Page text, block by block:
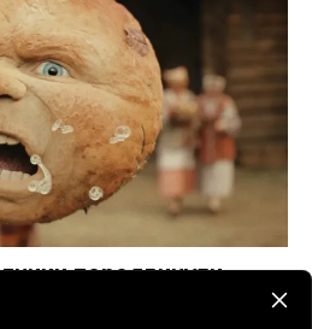
передвинули
паука»,